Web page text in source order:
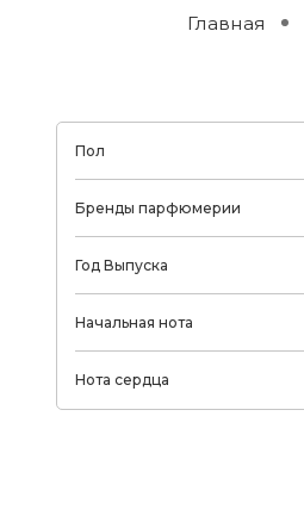
Главная
Пол
Бренды парфюмерии
Год Выпуска
Начальная нота
Нота сердца